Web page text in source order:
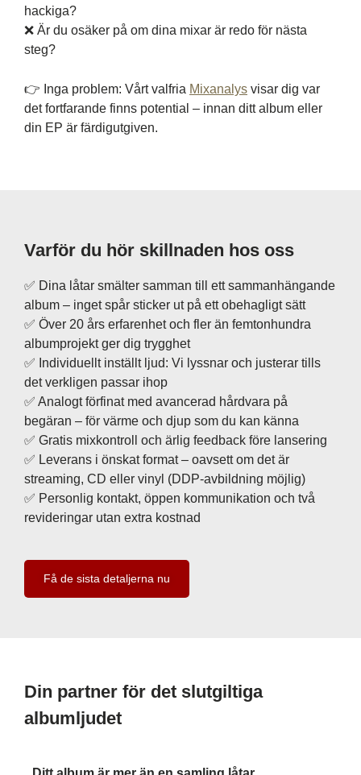
hackiga?
❌ Är du osäker på om dina mixar är redo för nästa
steg?
👉 Inga problem: Vårt valfria Mixanalys visar dig var
det fortfarande finns potential – innan ditt album eller
din EP är färdigutgiven.
Varför du hör skillnaden hos oss
✅ Dina låtar smälter samman till ett sammanhängande
album – inget spår sticker ut på ett obehagligt sätt
✅ Över 20 års erfarenhet och fler än femtonhundra
albumprojekt ger dig trygghet
✅ Individuellt inställt ljud: Vi lyssnar och justerar tills
det verkligen passar ihop
✅ Analogt förfinat med avancerad hårdvara på
begäran – för värme och djup som du kan känna
✅ Gratis mixkontroll och ärlig feedback före lansering
✅ Leverans i önskat format – oavsett om det är
streaming, CD eller vinyl (DDP-avbildning möjlig)
✅ Personlig kontakt, öppen kommunikation och två
revideringar utan extra kostnad
Få de sista detaljerna nu
Din partner för det slutgiltiga
albumljudet